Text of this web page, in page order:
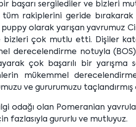
başarı sergilediler ve bizleri
rakiplerini geride bırakarak
olarak yarışan yavrumuz
bizleri çok mutlu etti. Dişiler
derecelendirme notuyla (BOS)
çok başarılı bir
mükemmel
ve gururumuzu taçlandırmış
odağı olan Pomeranian
fazlasıyla gururlu ve mutluyuz.